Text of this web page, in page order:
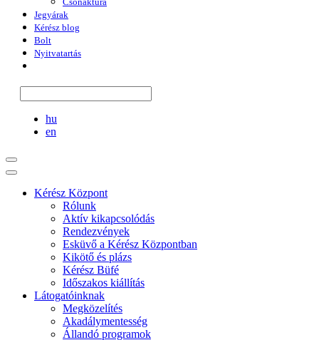
Jegyárak
Kérész blog
Bolt
Nyitvatartás
hu
en
Kérész Központ
Rólunk
Aktív kikapcsolódás
Rendezvények
Esküvő a Kérész Központban
Kikötő és plázs
Kérész Büfé
Időszakos kiállítás
Látogatóinknak
Megközelítés
Akadálymentesség
Állandó programok